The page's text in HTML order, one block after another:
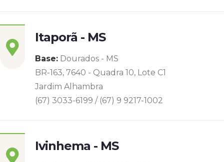
Itaporã - MS
Base: Dourados - MS
BR-163, 7640 - Quadra 10, Lote C1
Jardim Alhambra
(67) 3033-6199 / (67) 9 9217-1002
Ivinhema - MS